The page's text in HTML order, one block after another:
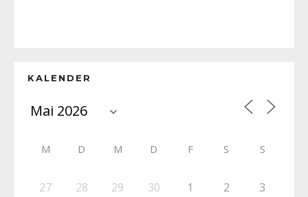
KALENDER
M D M D F S S
27 28 29 30 1 2 3